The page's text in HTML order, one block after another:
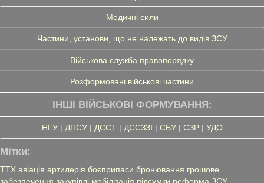
Медичні сили
Частини, установи, що не належать до видів ЗСУ
Військова служба правопорядку
Розформовані військові частини
ІНШІ ВІЙСЬКОВІ ФОРМУВАННЯ:
НГУ| ДПСУ| ДССТ| ДССЗЗІ | СБУ| СЗР| УДО
Мітки:
ТТХ авіація артилерія боєприпаси бронювання грошове
забезпечення закупівлі мобілізація підсумки реформа ЗСУ